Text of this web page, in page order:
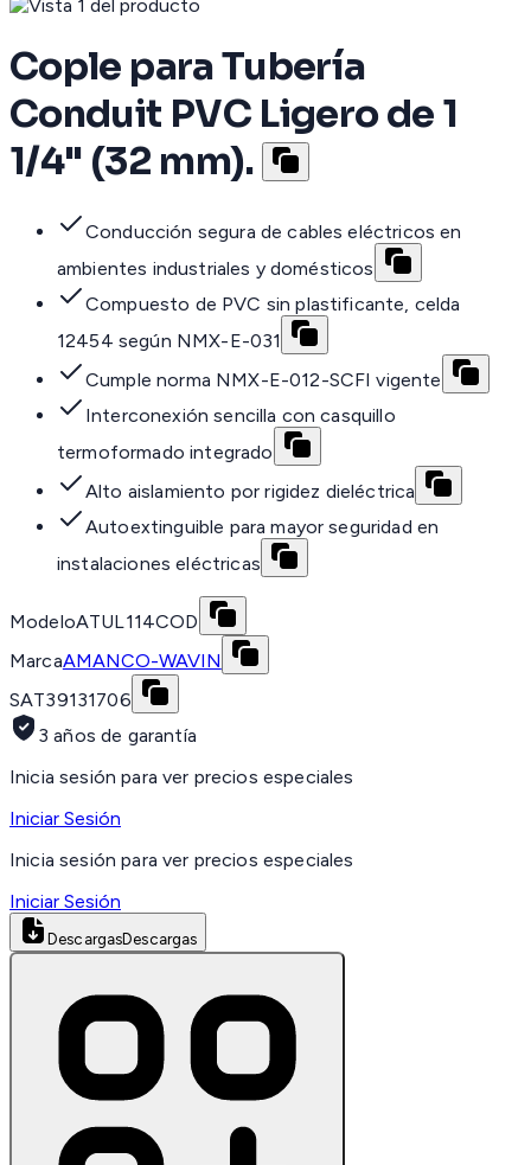
Cople para Tubería
Conduit PVC Ligero de 1
1/4" (32 mm).
Conducción segura de cables eléctricos en
ambientes industriales y domésticos
Compuesto de PVC sin plastificante, celda
12454 según NMX-E-031
Cumple norma NMX-E-012-SCFI vigente
Interconexión sencilla con casquillo
termoformado integrado
Alto aislamiento por rigidez dieléctrica
Autoextinguible para mayor seguridad en
instalaciones eléctricas
ModeloATUL114COD
MarcaAMANCO-WAVIN
SAT39131706
3 años de garantía
Inicia sesión para ver precios especiales
Iniciar Sesión
Inicia sesión para ver precios especiales
Iniciar Sesión
DescargasDescargas